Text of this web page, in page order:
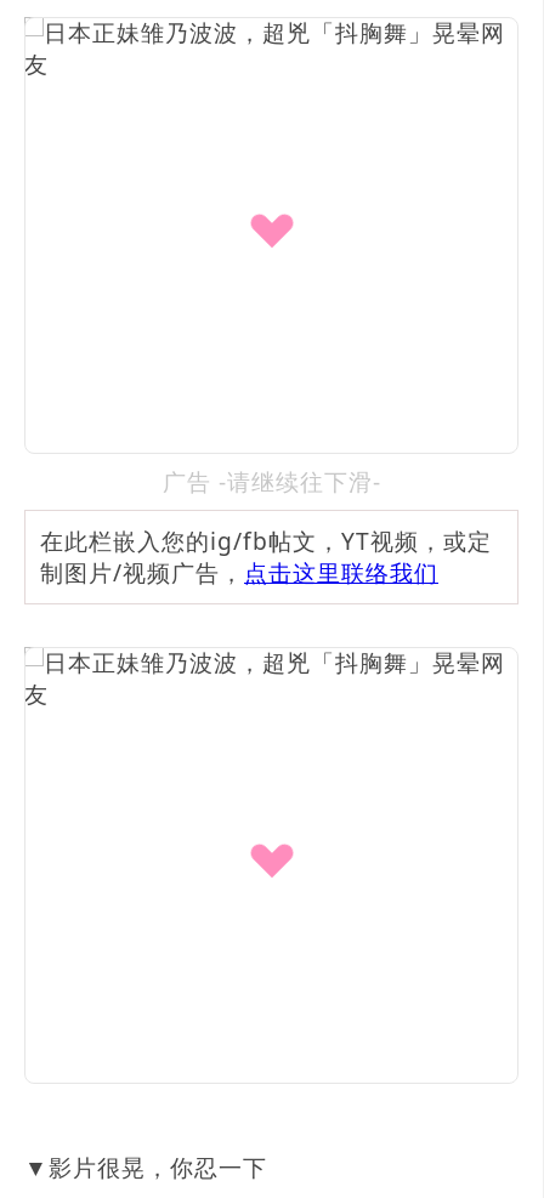
广告 -请继续往下滑-
在此栏嵌入您的ig/fb帖文，YT视频，或定
制图片/视频广告， 点击这里联络我们
▼影片很晃，你忍一下